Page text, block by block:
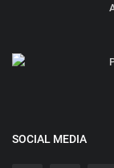
SOCIAL MEDIA